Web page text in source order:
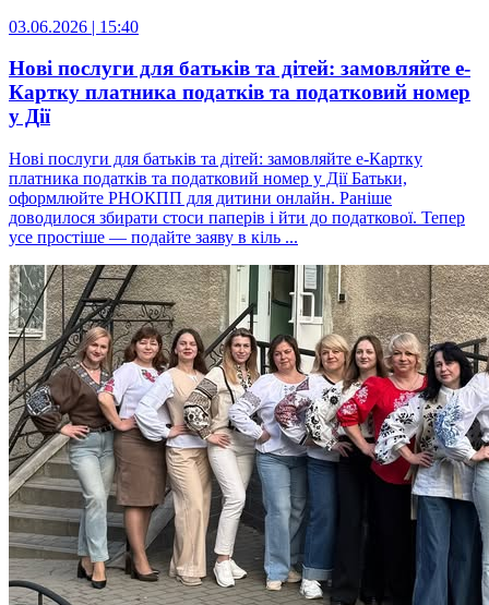
03.06.2026 | 15:40
Нові послуги для батьків та дітей: замовляйте е-
Картку платника податків та податковий номер
у Дії
Нові послуги для батьків та дітей: замовляйте е-Картку
платника податків та податковий номер у Дії Батьки,
оформлюйте РНОКПП для дитини онлайн. Раніше
доводилося збирати стоси паперів і йти до податкової. Тепер
усе простіше — подайте заяву в кіль ...